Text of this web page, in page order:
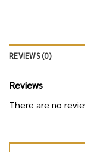
REVIEWS (0)
Reviews
There are no